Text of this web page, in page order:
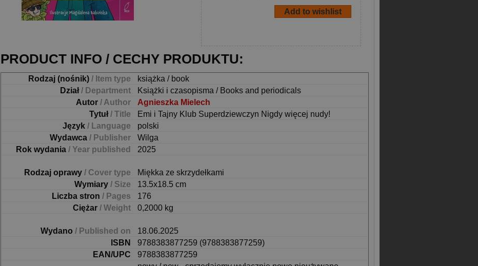
PRODUCT INFO / CECHY PRODUKTU:
Rodzaj (nośnik) / Item type
książka / book
Dział/ Department
Książki i czasopisma / Books and periodicals
Autor / Author
Agnieszka Mielech
Tytuł/ Title
Emi i Tajny Klub Superdziewczyn Nigdy więcej nudy!
Język / Language
polski
Wydawca / Publisher
Wilga
Rok wydania / Year published 2025
Rodzaj oprawy / Cover type
Miękka ze skrzydełkami
Wymiary / Size
13.5x18.5 cm
Liczba stron / Pages
176
Ciężar / Weight 0,2000 kg
Wydano / Published on
18.06.2025
ISBN
9788383877259 (9788383877259)
EAN/UPC
9788383877259